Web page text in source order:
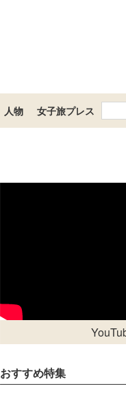
人物 女子旅プレス
おすすめ特集